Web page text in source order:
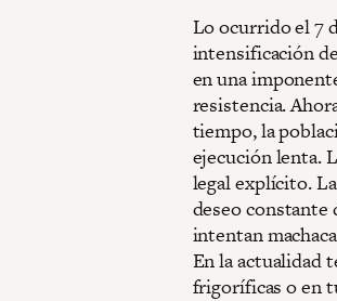
Lo ocurrido el 7
intensificación
en una
resistencia.
tiempo, la
ejecución lenta.
legal explícito.
deseo constante
intentan
En la actualidad
frigoríficas o en